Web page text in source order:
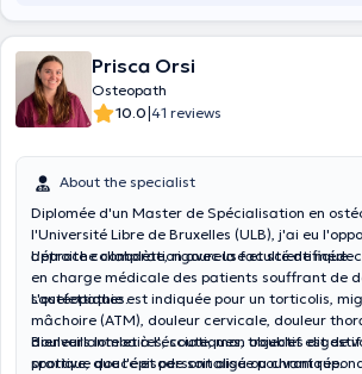
Prisca Orsi
Osteopath
10.0|41 reviews
About the specialist
Diplomée d'un Master de Spécialisation en
l'Université Libre de Bruxelles (ULB), j'ai eu
approche complète, rigoureuse et scientifique.
L'étroite collaboration avec la faculté de
en charge médicale des patients souffrant de
squelettiques.
L'ostéopathie est indiquée pour un torticolis,
mâchoire (ATM), douleur cervicale, douleur
douleurs lombaires, sciatiques, troubles
sportive, que l'épisode soit aigu ou chronique.
Bienveillante et à l'écoute, mon objectif est de
pratique douce et personnalisée pouvant